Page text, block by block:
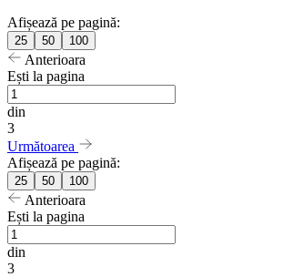
Afișează pe pagină:
25 50 100
Anterioara
Ești la pagina
din
3
Următoarea
Afișează pe pagină:
25 50 100
Anterioara
Ești la pagina
din
3